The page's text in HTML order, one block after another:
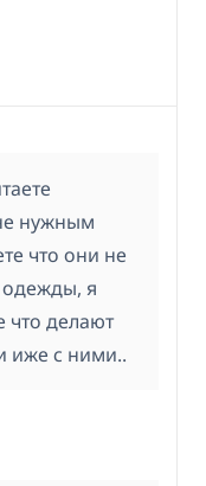
нужным
что они не
одежды, я
что делают
иже с ними..